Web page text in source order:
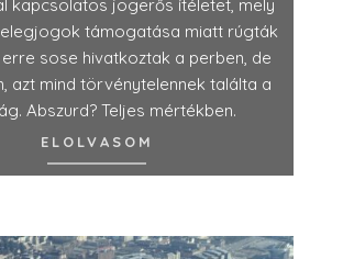
kapcsolatos jogerős ítéletet, mely
támogatása miatt rúgták
erre sose hivatkoztak a perben, de
azt mind törvénytelennek találta a
Abszurd? Teljes mértékben.
ELOLVASOM